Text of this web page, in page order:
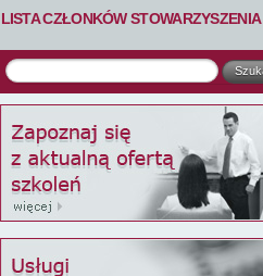
LISTA CZŁONKÓW STOWARZYSZENIA